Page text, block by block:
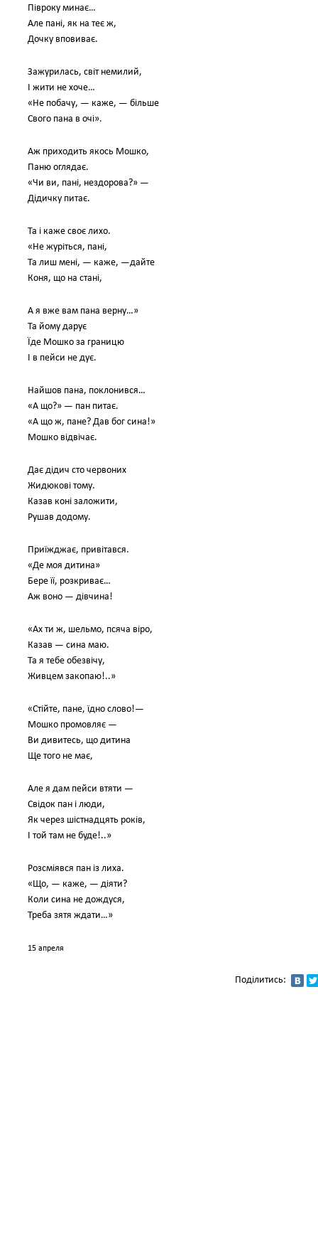
Півроку минає…
Але пані, як на теє ж,
Дочку вповиває.
Зажурилась, світ немилий,
І жити не хоче…
«Не побачу, — каже, — більше
Свого пана в очі».
Аж приходить якось Мошко,
Паню оглядає.
«Чи ви, пані, нездорова?» —
Дідичку питає.
Та і каже своє лихо.
«Не журіться, пані,
Та лиш мені, — каже, —дайте
Коня, що на стані,
А я вже вам пана верну…»
Та йому дарує
Їде Мошко за границю
І в пейси не дує.
Найшов пана, поклонився…
«А що?» — пан питає.
«А що ж, пане? Дав бог сина!»
Мошко відвічає.
Дає дідич сто червоних
Жидюкові тому.
Казав коні заложити,
Рушав додому.
Приїжджає, привітався.
«Де моя дитина»
Бере її, розкриває…
Аж воно — дівчина!
«Ах ти ж, шельмо, псяча віро,
Казав — сина маю.
Та я тебе обезвічу,
Живцем закопаю!..»
«Стійте, пане, їдно слово!—
Мошко промовляє —
Ви дивитесь, що дитина
Ще того не має,
Але я дам пейси втяти —
Свідок пан і люди,
Як через шістнадцять років,
І той там не буде!..»
Розсміявся пан із лиха.
«Що, — каже, — діяти?
Коли сина не дождуся,
Треба зятя ждати…»
15 апреля
Поділитись: